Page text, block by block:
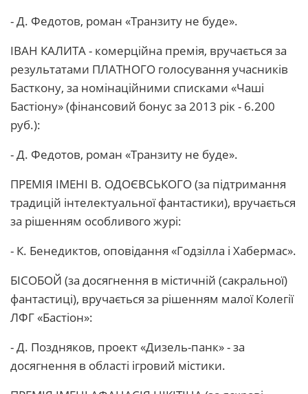
- Д. Федотов, роман «Транзиту не буде».
ІВАН КАЛИТА - комерційна премія, вручається за
результатами ПЛАТНОГО голосування учасників
Басткону, за номінаційними списками «Чаші
Бастіону» (фінансовий бонус за 2013 рік - 6.200
руб.):
- Д. Федотов, роман «Транзиту не буде».
ПРЕМІЯ ІМЕНІ В. ОДОЄВСЬКОГО (за підтримання
традицій інтелектуальної фантастики), вручається
за рішенням особливого ​​журі:
- К. Бенедиктов, оповідання «Годзілла і Хабермас».
БІСОБОЙ (за досягнення в містичній (сакральної)
фантастиці), вручається за рішенням малої Колегії
ЛФГ «Бастіон»:
- Д. Поздняков, проект «Дизель-панк» - за
досягнення в області ігровий містики.